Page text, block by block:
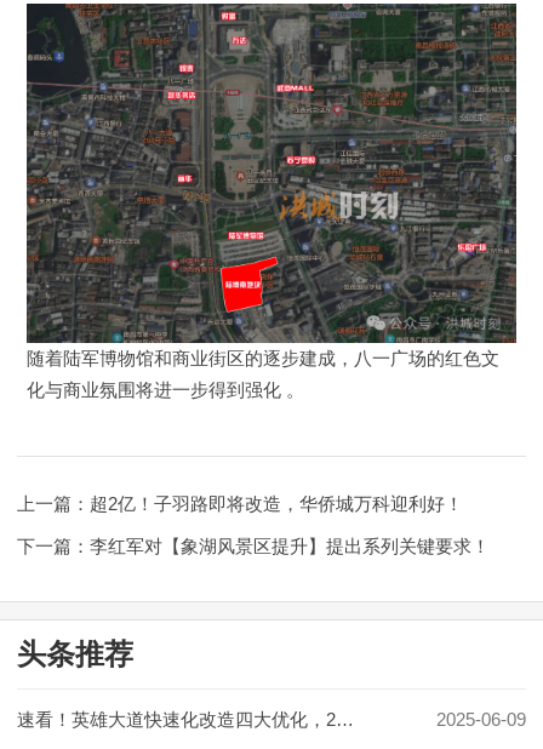
随着陆军博物馆和商业街区的逐步建成，八一广场的红色文
化与商业氛围将进一步得到强化 。
上一篇：超2亿！子羽路即将改造，华侨城万科迎利好！
下一篇：李红军对【象湖风景区提升】提出系列关键要求！
头条推荐
速看！英雄大道快速化改造四大优化，2028 年竣工 2025-06-09
红谷滩区
经开区
高新区
新建区
湾里
南昌县
安义县
赣州